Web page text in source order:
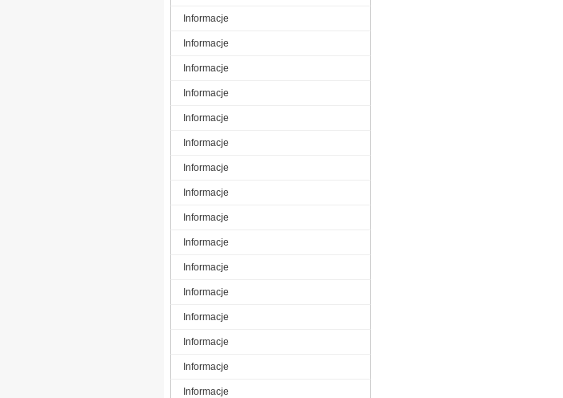
Informacje
Informacje
Informacje
Informacje
Informacje
Informacje
Informacje
Informacje
Informacje
Informacje
Informacje
Informacje
Informacje
Informacje
Informacje
Informacje